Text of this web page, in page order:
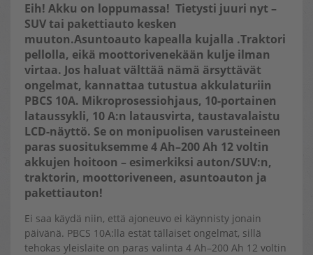
Eih! Akku on loppumassa! Tietysti juuri nyt –
SUV tai pakettiauto kesken
muuton.Asuntoauto kapealla kujalla .Traktori
pellolla, eikä moottorivenekään kulje ilman
virtaa. Jos haluat välttää nämä ärsyttävät
ongelmat, kannattaa tutustua akkulaturiin
PBCS 10A. Mikroprosessiohjaus, 10-portainen
lataussykli, 10 A:n latausvirta, taustavalaistu
LCD-näyttö. Se on monipuolisen varusteineen
paras suosituksemme 4 Ah–200 Ah 12 voltin
akkujen hoitoon – esimerkiksi auton/SUV:n,
traktorin, moottoriveneen, asuntoauton ja
pakettiauton!
Ei saa käydä niin, että ajoneuvo ei käynnisty jonain
päivänä. PBCS 10A:lla estät tällaiset ongelmat, sillä
tehokas yleislaite on paras valinta 4 Ah–200 Ah 12 voltin